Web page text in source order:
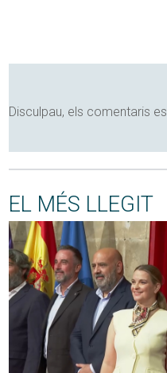
Disculpau, els comentaris
EL MÉS LLEGIT